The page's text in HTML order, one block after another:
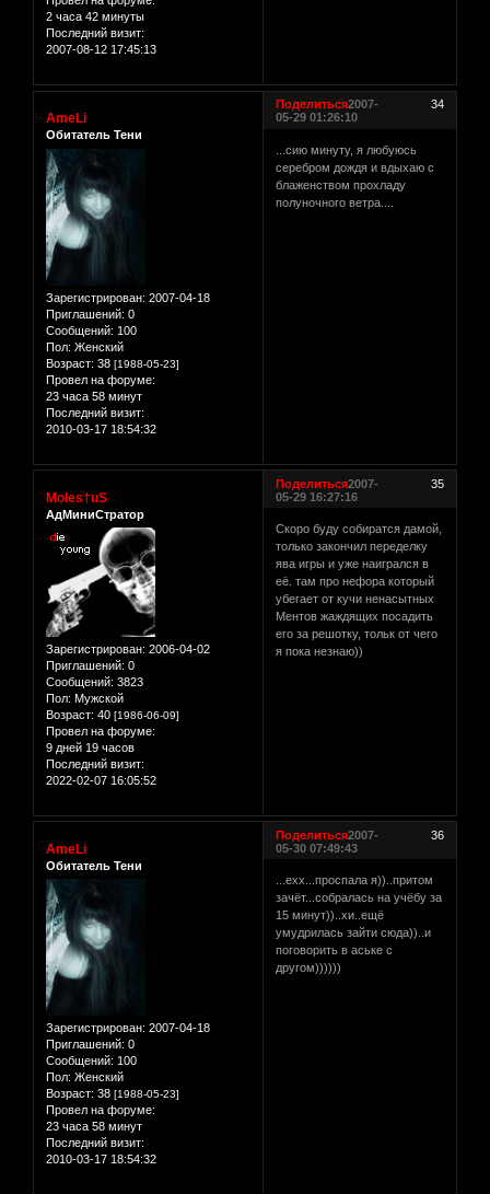
2 часа 42 минуты
Последний визит:
2007-08-12 17:45:13
Поделиться 34
2007-
05-29 01:26:10
AmeLi
Обитатель Тени
Зарегистрирован: 2007-04-18
Приглашений: 0
Сообщений: 100
Пол: Женский
Возраст: 38 [1988-05-23]
Провел на форуме:
23 часа 58 минут
Последний визит:
2010-03-17 18:54:32
...сию минуту, я любуюсь
серебром дождя и вдыхаю с
блаженством прохладу
полуночного ветра....
Поделиться 35
2007-
05-29 16:27:16
Moles†uS
АдМиниСтратор
Зарегистрирован: 2006-04-02
Приглашений: 0
Сообщений: 3823
Пол: Мужской
Возраст: 40 [1986-06-09]
Провел на форуме:
9 дней 19 часов
Последний визит:
2022-02-07 16:05:52
Скоро буду собиратся дамой,
только закончил переделку
ява игры и уже наигрался в
её. там про нефора который
убегает от кучи ненасытных
Ментов жаждящих посадить
его за решотку, тольк от чего
я пока незнаю))
Поделиться 36
2007-
05-30 07:49:43
AmeLi
Обитатель Тени
Зарегистрирован: 2007-04-18
Приглашений: 0
Сообщений: 100
Пол: Женский
Возраст: 38 [1988-05-23]
Провел на форуме:
23 часа 58 минут
Последний визит:
2010-03-17 18:54:32
...ехх...проспала я))..притом
зачёт...собралась на учёбу за
15 минут))..хи..ещё
умудрилась зайти сюда))..и
поговорить в аське с
другом))))))